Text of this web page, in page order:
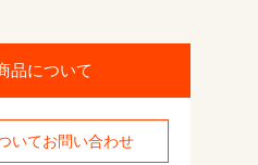
品について
いてお問い合わせ